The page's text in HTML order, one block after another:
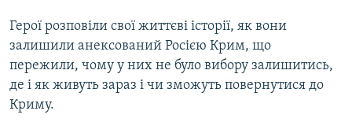
Герої розповіли свої життєві історії, як вони
залишили анексований Росією Крим, що
пережили, чому у них не було вибору залишитись,
де і як живуть зараз і чи зможуть повернутися до
Криму.